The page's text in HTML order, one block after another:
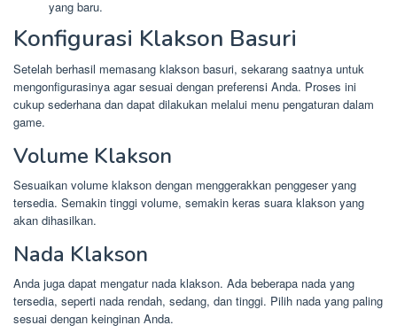
yang baru.
Konfigurasi Klakson Basuri
Setelah berhasil memasang klakson basuri, sekarang saatnya untuk
mengonfigurasinya agar sesuai dengan preferensi Anda. Proses ini
cukup sederhana dan dapat dilakukan melalui menu pengaturan dalam
game.
Volume Klakson
Sesuaikan volume klakson dengan menggerakkan penggeser yang
tersedia. Semakin tinggi volume, semakin keras suara klakson yang
akan dihasilkan.
Nada Klakson
Anda juga dapat mengatur nada klakson. Ada beberapa nada yang
tersedia, seperti nada rendah, sedang, dan tinggi. Pilih nada yang paling
sesuai dengan keinginan Anda.